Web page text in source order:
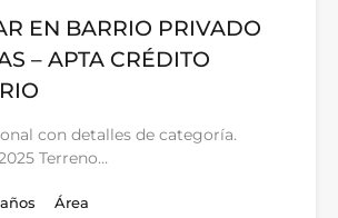
EN BARRIO PRIVADO
– APTA CRÉDITO
con detalles de categoría.
Terreno…
Área